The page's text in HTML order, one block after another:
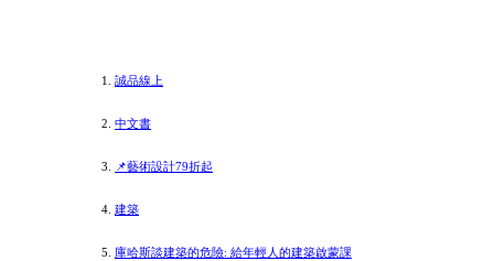
誠品線上
中文書
📌藝術設計79折起
建築
庫哈斯談建築的危險: 給年輕人的建築啟蒙課